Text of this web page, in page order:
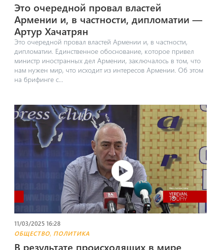
Это очередной провал властей
Армении и, в частности, дипломатии —
Артур Хачатрян
Это очередной провал властей Армении и, в частности,
дипломатии. Единственное обоснование, которое привел
министр иностранных дел Армении, заключалось в том, что
нам нужен мир, что исходит из интересов Армении. Об этом
на брифинге с...
11/03/2025 16:28
ОБЩЕСТВО, ПОЛИТИКА
В результате происходящих в мире